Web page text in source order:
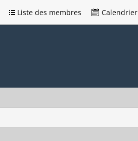
Liste des membres Calendrier